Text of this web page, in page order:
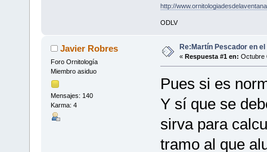
http://
ODLV
Javier Robres
Foro Ornitología
Miembro asiduo
Mensajes: 140
Karma: 4
Re:Martín Pescador en
« Respuesta #1 en: Octubre
Pues si es
Y sí que se
sirva para
tramo al que